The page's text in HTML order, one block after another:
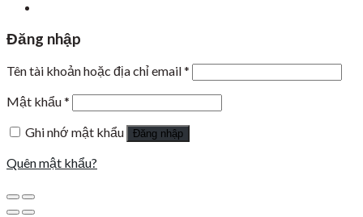
Đăng nhập
Tên tài khoản hoặc địa chỉ email*
Mật khẩu*
Ghi nhớ mật khẩu
Đăng nhập
Quên mật khẩu?